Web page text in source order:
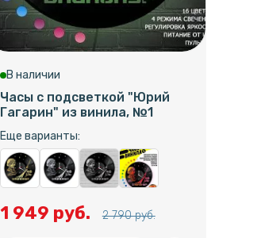
В наличии
Часы с подсветкой "Юрий
Гагарин" из винила, №1
Еще варианты:
1 949 руб. 2 790 руб.